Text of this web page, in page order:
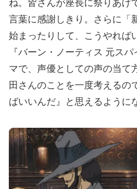
ね。皆さんが座長に祭りあげ
言葉に感謝しきり。さらに「
始まったりして、こうやれば
『バーン・ノーティス 元ス
マで、声優としての声の当て
田さんのことを一度考えるの
ばいいんだ』と思えるように